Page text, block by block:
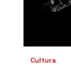
Cultura